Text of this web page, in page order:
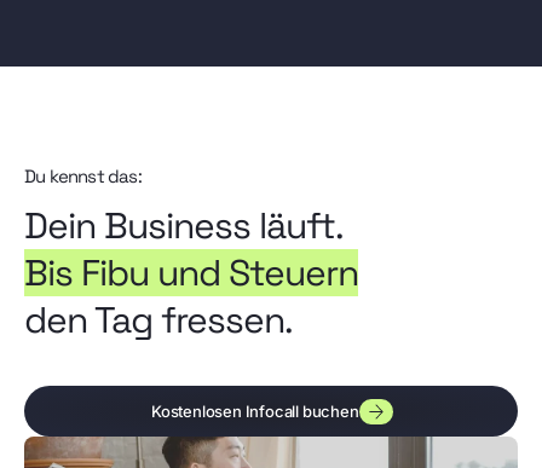
Du kennst das:
Dein Business läuft.
Bis Fibu und Steuern
den Tag fressen.
Kostenlosen Infocall buchen